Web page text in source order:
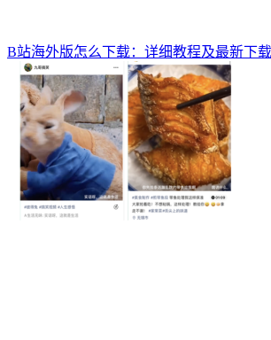
B站海外版怎么下载：详细教程及最新下